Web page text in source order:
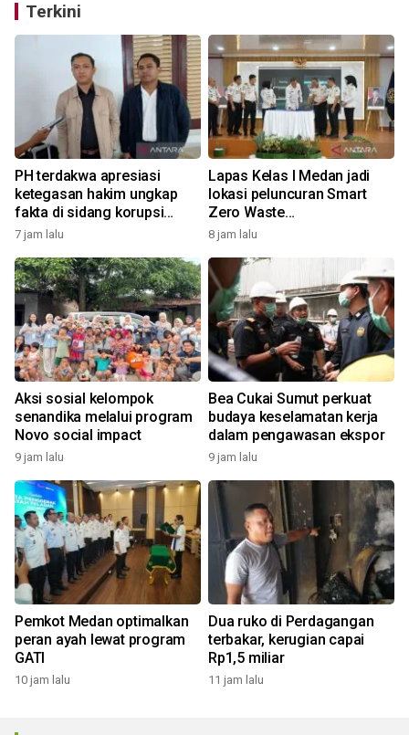
Terkini
PH terdakwa apresiasi
ketegasan hakim ungkap
fakta di sidang korupsi
Waterfront City Samosir
7 jam lalu
Lapas Kelas I Medan jadi
lokasi peluncuran Smart
Zero Waste
Pemasyarakatan
8 jam lalu
Aksi sosial kelompok
senandika melalui program
Novo social impact
9 jam lalu
Bea Cukai Sumut perkuat
budaya keselamatan kerja
dalam pengawasan ekspor
9 jam lalu
Pemkot Medan optimalkan
peran ayah lewat program
GATI
10 jam lalu
Dua ruko di Perdagangan
terbakar, kerugian capai
Rp1,5 miliar
11 jam lalu